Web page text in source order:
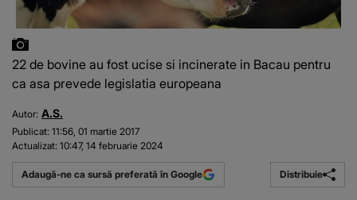
22 de bovine au fost ucise si incinerate in Bacau pentru
ca asa prevede legislatia europeana
Autor: A.S.
Publicat: 11:56, 01 martie 2017
Actualizat: 10:47, 14 februarie 2024
Adaugă-ne ca sursă preferată în Google Distribuie